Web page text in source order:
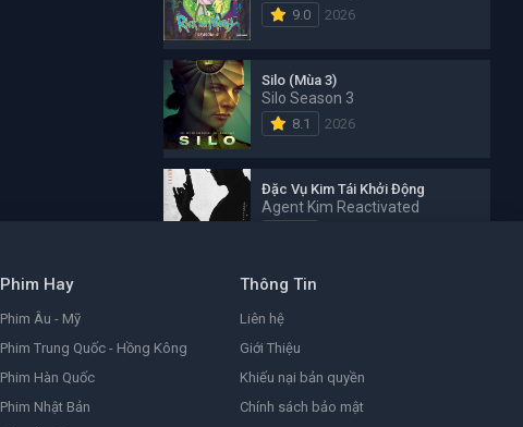
9.0 2026
Silo (Mùa 3)
Silo Season 3
8.1 2026
Đặc Vụ Kim Tái Khởi Động
Agent Kim Reactivated
Đảo Hải Tặc
One Piece
9.0
Ám Ảnh
Phim Hay
Phim Âu - Mỹ
Phim Trung Quốc - Hồng Kông
Phim Hàn Quốc
Phim Nhật Bản
Thông Tin
Liên hệ
Giới Thiệu
Khiếu nại bản quyền
Chính sách bảo mật